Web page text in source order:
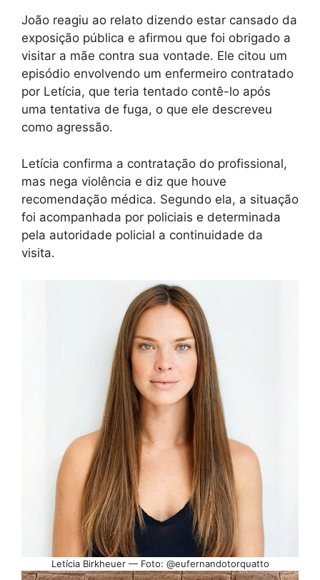
João reagiu ao relato dizendo estar cansado da
exposição pública e afirmou que foi obrigado a
visitar a mãe contra sua vontade. Ele citou um
episódio envolvendo um enfermeiro contratado
por Letícia, que teria tentado contê-lo após
uma tentativa de fuga, o que ele descreveu
como agressão.
Letícia confirma a contratação do profissional,
mas nega violência e diz que houve
recomendação médica. Segundo ela, a situação
foi acompanhada por policiais e determinada
pela autoridade policial a continuidade da
visita.
Letícia Birkheuer — Foto: @eufernandotorquatto